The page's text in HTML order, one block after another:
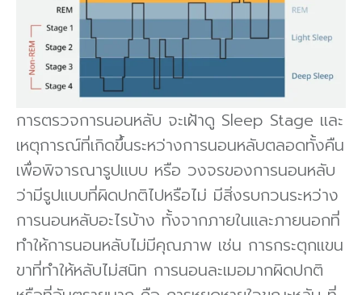
การตรวจการนอนหลับ จะเฝ้าดู Sleep Stage และ
เหตุการณ์ที่เกิดขึ้นระหว่างการนอนหลับตลอดทั้งคืน
เพื่อพิจารณารูปแบบ หรือ วงจรของการนอนหลับ
ว่ามีรูปแบบที่ผิดปกติไปหรือไม่ มีสิ่งรบกวนระหว่าง
การนอนหลับอะไรบ้าง ทั้งจากภายในและภายนอกที่
ทําให้การนอนหลับไม่มีคุณภาพ เช่น การกระตุกแขน
ขาที่ทําให้หลับไม่สนิท การนอนละเมอมากผิดปกติ